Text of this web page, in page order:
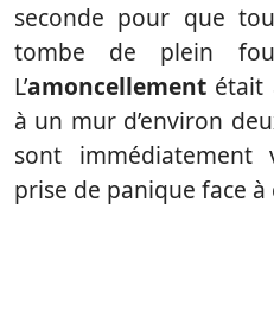
seconde pour que
tombe de plein
L’amoncellement était
à un mur d’environ
sont
prise de panique face à